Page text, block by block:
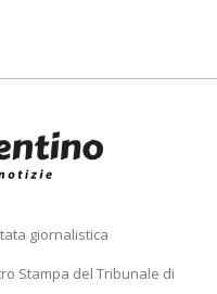
giornalistica
Stampa del Tribunale di